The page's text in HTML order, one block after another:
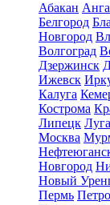
Абакан
Белгород
Новгород
Волгоград
Дзержинск
Ижевск
Калуга
Кострома
Липецк
Москва
Новгород
Новый
Пермь